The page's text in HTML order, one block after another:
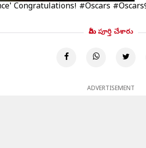
Congratulations! #Oscars
మీరు పూర్తి చేశారు
ADVERTISEMENT